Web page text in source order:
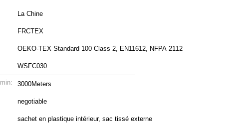
La Chine
FRCTEX
OEKO-TEX Standard 100 Class 2, EN11612, NFPA 2112
WSFC030
3000Meters
negotiable
sachet en plastique intérieur, sac tissé externe